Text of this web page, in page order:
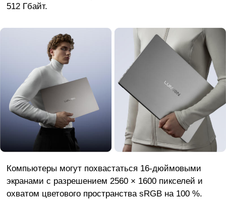
512 Гбайт.
Компьютеры могут похвастаться 16-дюймовыми
экранами с разрешением 2560 × 1600 пикселей и
охватом цветового пространства sRGB на 100 %.